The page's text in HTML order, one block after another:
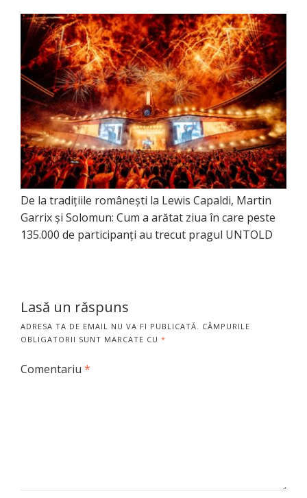
De la tradițiile românești la Lewis Capaldi, Martin
Garrix și Solomun: Cum a arătat ziua în care peste
135.000 de participanți au trecut pragul UNTOLD
Lasă un răspuns
ADRESA TA DE EMAIL NU VA FI PUBLICATĂ.
CÂMPURILE
OBLIGATORII SUNT MARCATE CU *
Comentariu *